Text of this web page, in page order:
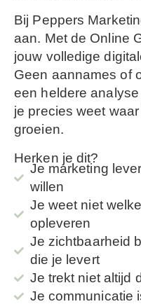
Bij Peppers
aan. Met de Online
jouw volledige
Geen aannames of
een heldere
je precies weet
groeien.
Herken je dit?
Je marketing
willen
Je weet niet
opleveren
Je zichtbaarheid
die je levert
Je trekt niet altijd
Je communicatie